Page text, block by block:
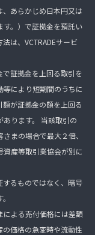
あらかじめ日本円又は
。）で証拠金を預託い
は、VCTRADEサービ
証拠金を上回る取引を
により短期間のうちに
が証拠金の額を上回る
ります。 当該取引の
まの場合で最大２倍、
産等取引業協会が別に
るものではなく、暗号
による売付価格には差額
の価格の急変時や流動性